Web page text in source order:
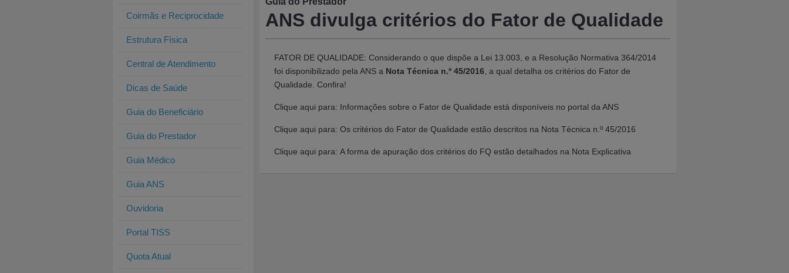
Coirmãs e Reciprocidade
Estrutura Física
Central de Atendimento
Dicas de Saúde
Guia do Beneficiário
Guia do Prestador
Guia Médico
Guia ANS
Ouvidoria
Portal TISS
Quota Atual
ANS divulga critérios do Fator de Qualidade
FATOR DE QUALIDADE: Considerando o que dispõe a Lei 13.003 , e a Resolução Normativa 364/2014
foi disponibilizado pela ANS a Nota Técnica n.º 45/2016 , a qual detalha os critérios do Fator de
Qualidade. Confira!
Clique aqui para: Informações sobre o Fator de Qualidade está disponíveis no portal da ANS
Clique aqui para: Os critérios do Fator de Qualidade estão descritos na Nota Técnica n.º 45/2016
Clique aqui para: A forma de apuração dos critérios do FQ estão detalhados na Nota Explicativa